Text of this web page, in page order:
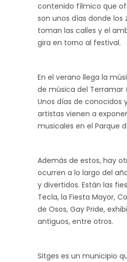
contenido fílmico que
son unos días donde los
toman las calles y el
gira en torno al festival.
En el verano llega la
de música del
Unos días de conocidos
artistas vienen a
musicales en el Parque
Además de estos, hay
ocurren a lo largo del
y divertidos. Están las
Tecla, la Fiesta Mayor,
de Osos, Gay Pride,
antiguos, entre otros.
Sitges es un municipio